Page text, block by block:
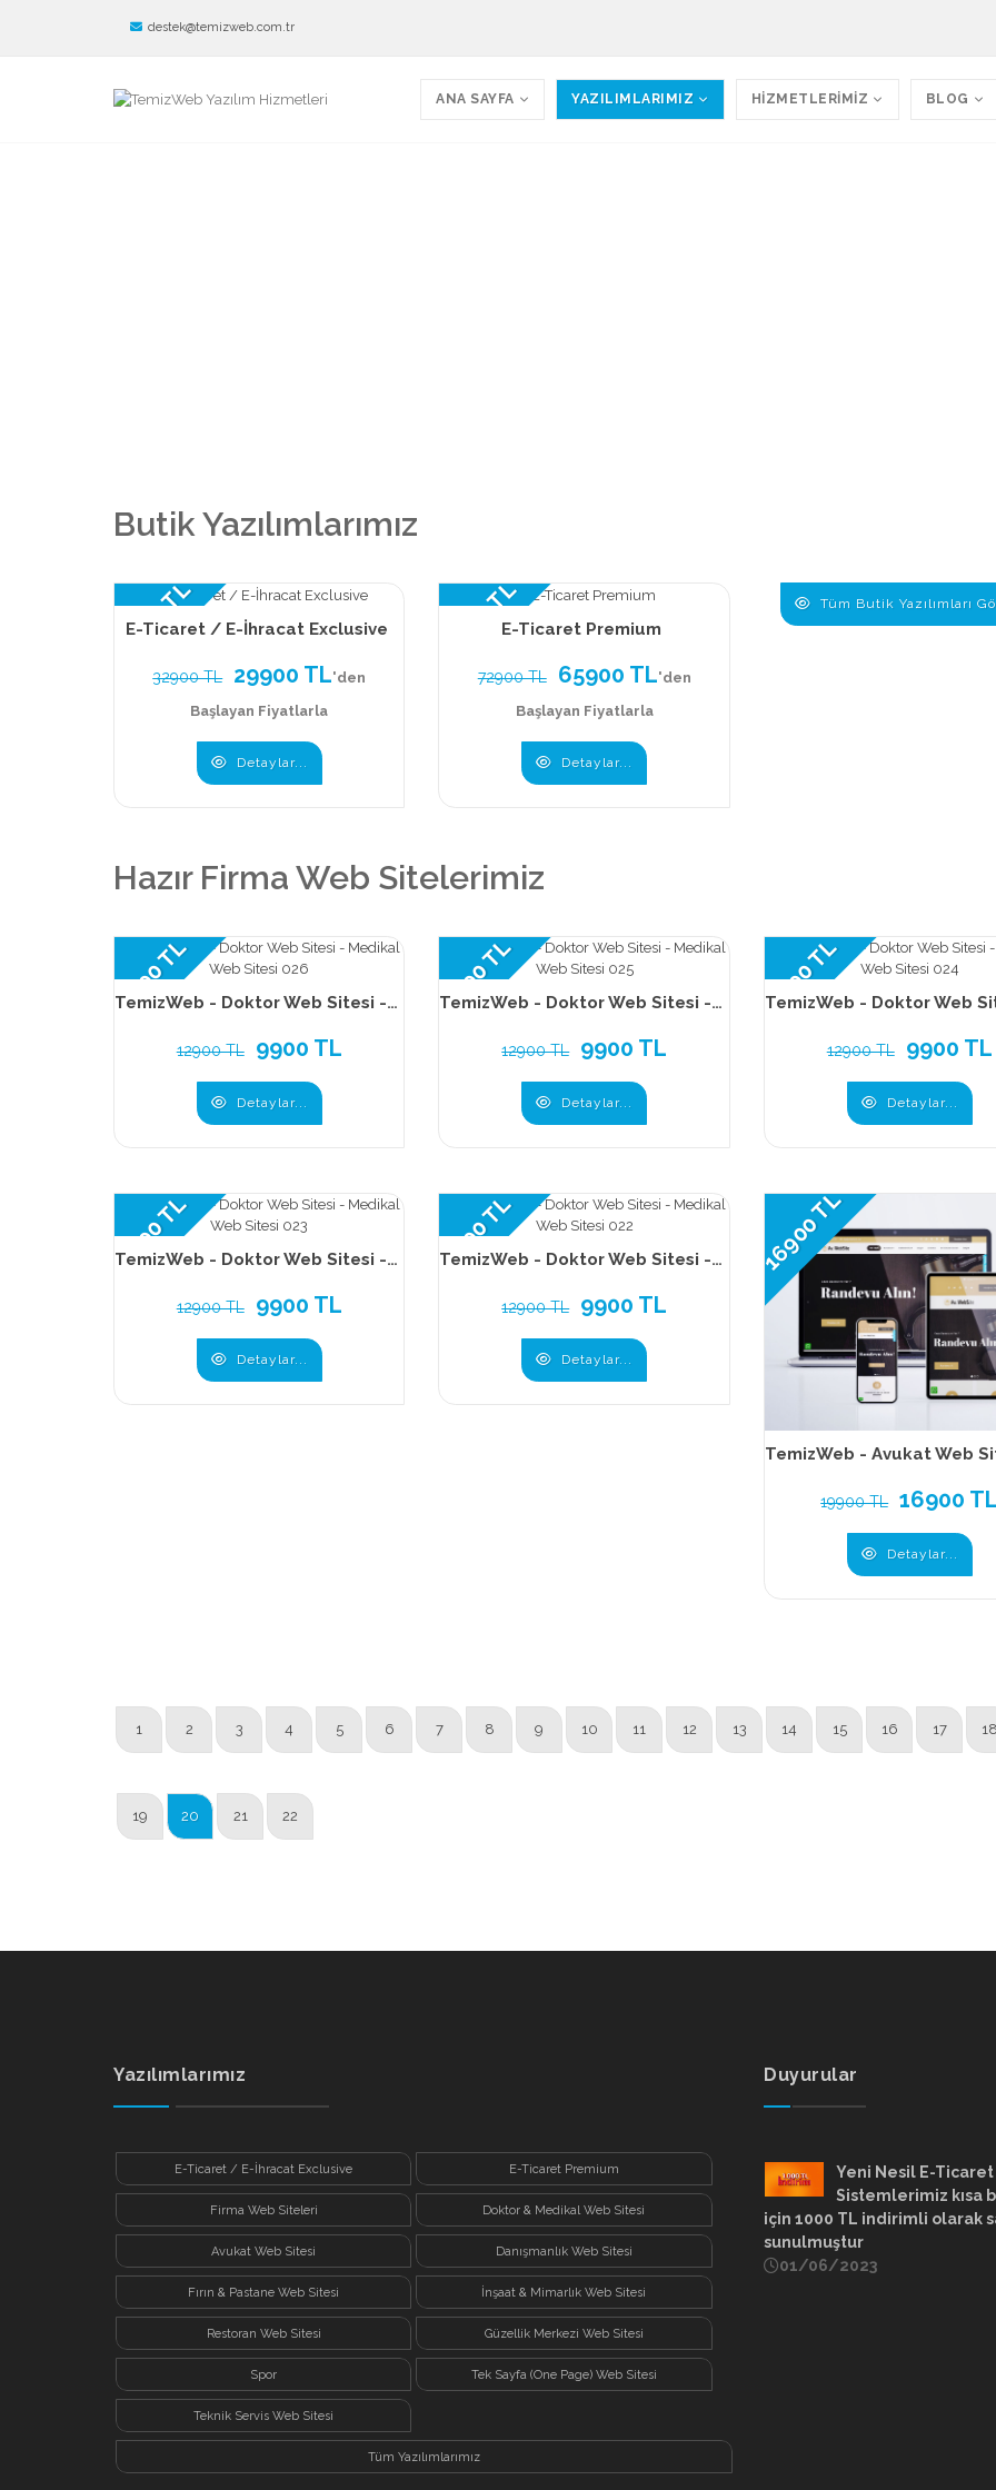
destek@temizweb.com.tr
ANA SAYFA YAZILIMLARIMIZ HİZMETLERİMİZ BLOG
Butik Yazılımlarımız
29900 TL
E-Ticaret / E-İhracat Exclusive
32900 TL 29900 TL'den
Başlayan Fiyatlarla
Detaylar...
65900 TLE-Ticaret Premium
72900 TL 65900 TL'den
Başlayan Fiyatlarla
Detaylar...
Tüm Butik Yazılımları
Hazır Firma Web Sitelerimiz
9900 TL TemizWeb - Doktor Web Sitesi - Medikal Web Sitesi 026
12900 TL 9900 TL
Detaylar...
9900 TL TemizWeb - Doktor Web Sitesi - Medikal Web Sitesi 025
12900 TL 9900 TL
Detaylar...
9900 TL
12900 TL 9900 TL
Detaylar...
9900 TL TemizWeb - Doktor Web Sitesi - Medikal Web Sitesi 023
12900 TL 9900 TL
Detaylar...
9900 TL TemizWeb - Doktor Web Sitesi - Medikal Web Sitesi 022
12900 TL 9900 TL
Detaylar...
16900 TL
19900 TL 16900
Detaylar...
1 2 3 4 5 6 7 8 9 10 11 12 13 14 15 16 17
19 20 21 22
Yazılımlarımız
E-Ticaret / E-İhracat Exclusive E-Ticaret Premium
Firma Web Siteleri Doktor & Medikal Web Sitesi
Avukat Web Sitesi Danışmanlık Web Sitesi
Fırın & Pastane Web Sitesi İnşaat & Mimarlık Web Sitesi
Restoran Web Sitesi Güzellik Merkezi Web Sitesi
Spor Tek Sayfa (One Page) Web Sitesi
Teknik Servis Web Sitesi
Tüm Yazılımlarımız
Duyurular
Yeni Nesil E-Ticaret
Sistemlerimiz kısa
için 1000 TL indirimli olarak
sunulmuştur
01/06/2023